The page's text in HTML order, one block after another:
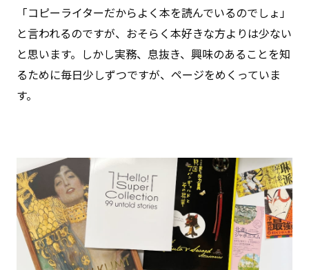
「コピーライターだからよく本を読んでいるのでしょ」
と⾔われるのですが、おそらく本好きな⽅よりは少ない
と思います。しかし実務、息抜き、興味のあることを知
るために毎⽇少しずつですが、ページをめくっていま
す。